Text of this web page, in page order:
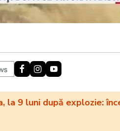
la 9 luni după explozie: